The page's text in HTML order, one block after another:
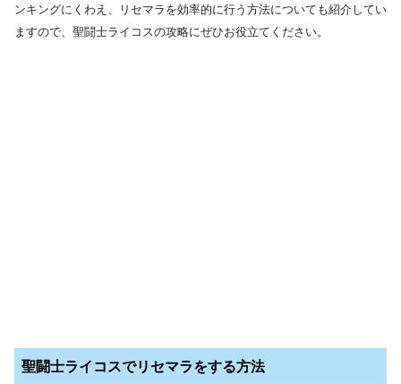
ンキングにくわえ、リセマラを効率的に行う方法についても紹介してい
ますので、聖闘士ライコスの攻略にぜひお役立てください。
聖闘士ライコスでリセマラをする方法